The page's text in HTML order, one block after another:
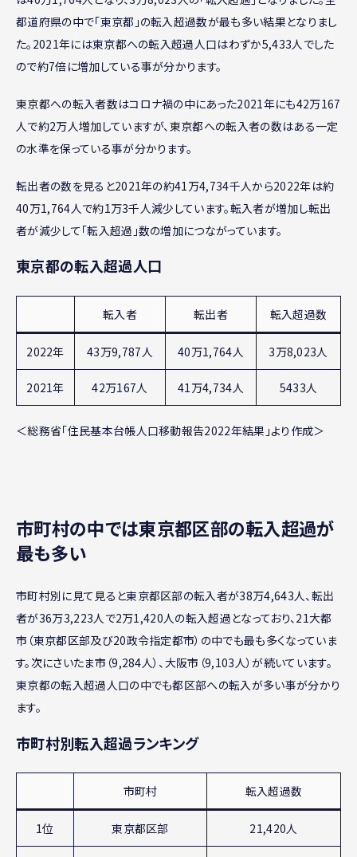
都道府県の中で「東京都」の転入超過数が最も多い結果となりまし
た。2021年には東京都への転入超過人口はわずか5,433人でした
ので約7倍に増加している事が分かります。
東京都への転入者数はコロナ禍の中にあった2021年にも42万167
人で約2万人増加していますが、東京都への転入者の数はある一定
の水準を保っている事が分かります。
転出者の数を見ると2021年の約41万4,734千人から2022年は約
40万1,764人で約1万3千人減少しています。転入者が増加し転出
者が減少して「転入超過」数の増加につながっています。
東京都の転入超過人口
転入者 転出者 転入超過数
2022年 43万9,787人 40万1,764人 3万8,023人
2021年 42万167人 41万4,734人 5433人
＜総務省「住民基本台帳人口移動報告2022年結果」より作成＞
市町村の中では東京都区部の転入超過が
最も多い
市町村別に見て見ると東京都区部の転入者が38万4,643人、転出
者が36万3,223人で2万1,420人の転入超過となっており、21大都
市（東京都区部及び20政令指定都市）の中でも最も多くなっていま
す。次にさいたま市（9,284人）、大阪市（9,103人）が続いています。
東京都の転入超過人口の中でも都区部への転入が多い事が分かり
ます。
市町村別転入超過ランキング
市町村 転入超過数
1位 東京都区部 21,420人